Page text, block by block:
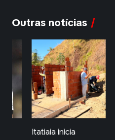
Outras notícias
Itatiaia inicia